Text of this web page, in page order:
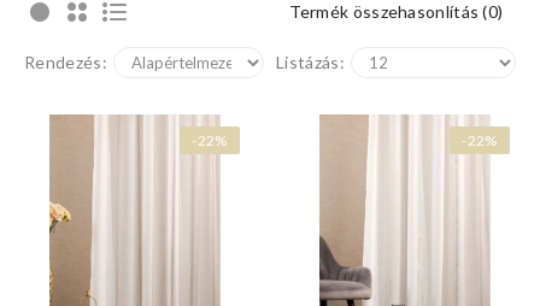
Termék összehasonlítás (0)
Rendezés: Listázás:
-22% -22%